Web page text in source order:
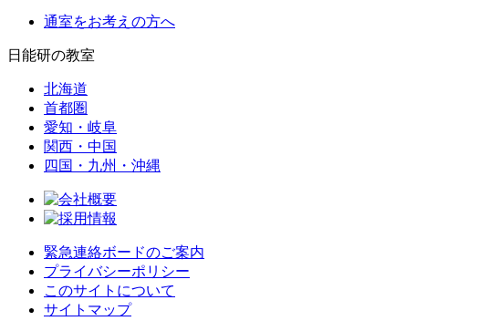
通室をお考えの方へ
日能研の教室
北海道
首都圏
愛知・岐阜
関西・中国
四国・九州・沖縄
緊急連絡ボードのご案内
プライバシーポリシー
このサイトについて
サイトマップ